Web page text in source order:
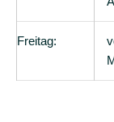
Berichte
Freitag: